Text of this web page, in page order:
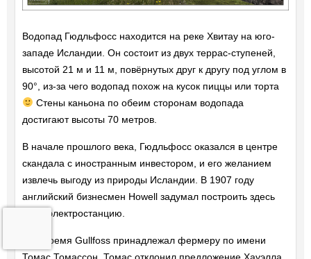
Водопад Гюдльфосс находится на реке Хвитау на юго-
западе Исландии. Он состоит из двух террас-ступеней,
высотой 21 м и 11 м, повёрнутых друг к другу под углом в
90°, из-за чего водопад похож на кусок пиццы или торта
Стены каньона по обеим сторонам водопада
достигают высоты 70 метров.
В начале прошлого века, Гюдльфосс оказался в центре
скандала с иностранным инвестором, и его желанием
извлечь выгоду из природы Исландии. В 1907 году
английский бизнесмен Howell задумал построить здесь
гидроэлектростанцию.
В то время Gullfoss принадлежал фермеру по имени
Томас Томассон. Томас отклонил предложение Хауэлла